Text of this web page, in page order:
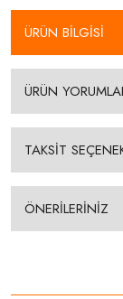
ÜRÜN BİLGİSİ
ÜRÜN
TAKSİT
ÖNERİLERİNİZ